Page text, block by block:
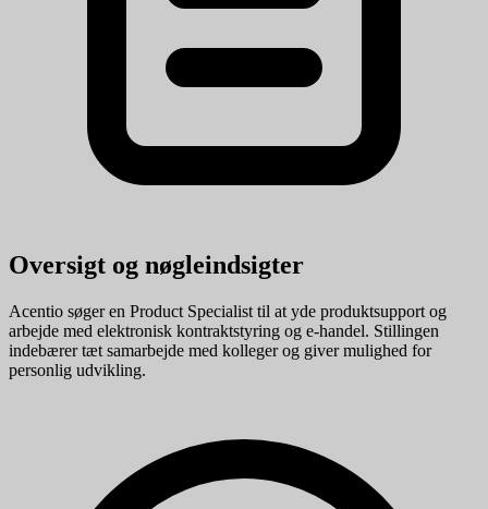
Oversigt og nøgleindsigter
Acentio søger en Product Specialist til at yde produktsupport og
arbejde med elektronisk kontraktstyring og e-handel. Stillingen
indebærer tæt samarbejde med kolleger og giver mulighed for
personlig udvikling.